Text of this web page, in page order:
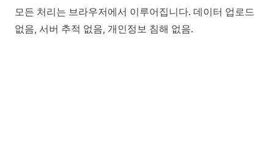
모든 처리는 브라우저에서 이루어집니다. 데이터 업로드
없음, 서버 추적 없음, 개인정보 침해 없음.